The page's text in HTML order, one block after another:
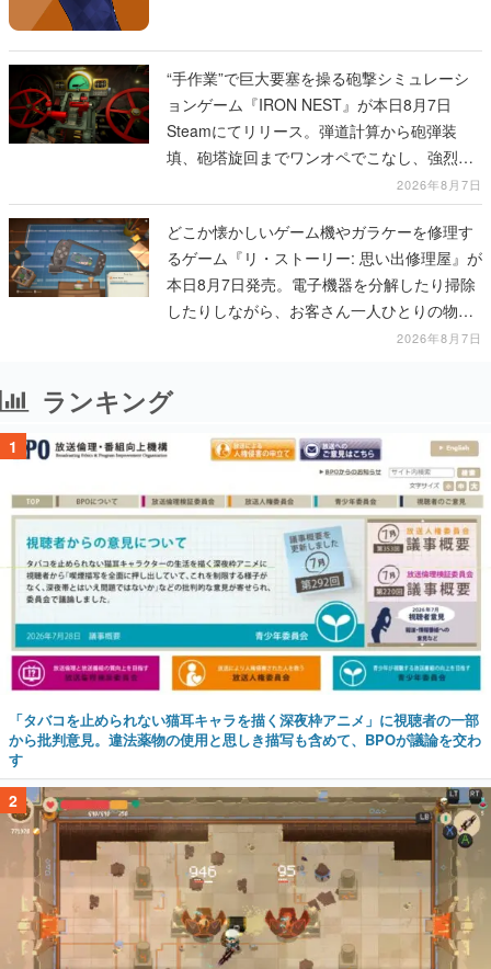
“手作業”で巨大要塞を操る砲撃シミュレーシ
ョンゲーム『IRON NEST』が本日8月7日
Steamにてリリース。弾道計算から砲弾装
填、砲塔旋回までワンオペでこなし、強烈な
一撃をブチかませるロマンある作品2026年8月7日
どこか懐かしいゲーム機やガラケーを修理す
るゲーム『リ・ストーリー: 思い出修理屋』が
本日8月7日発売。電子機器を分解したり掃除
したりしながら、お客さん一人ひとりの物語
2026年8月7日
ランキング
1
「タバコを止められない猫耳キャラを描く深夜枠アニメ」に視聴者の一部
から批判意見。違法薬物の使用と思しき描写も含めて、BPOが議論を交わ
す
2